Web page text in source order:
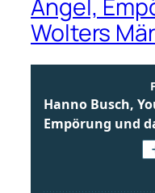
Angel,
Wolters